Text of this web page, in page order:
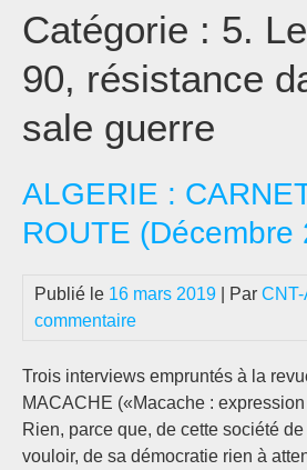
Catégorie : 5.
90, résistance
sale guerre
ALGERIE :
ROUTE (Décembre
Publié le 16 mars 2019 | Par
commentaire
Trois interviews empruntés à la
MACACHE («Macache :
Rien, parce que, de cette société
vouloir, de sa démocratie rien à